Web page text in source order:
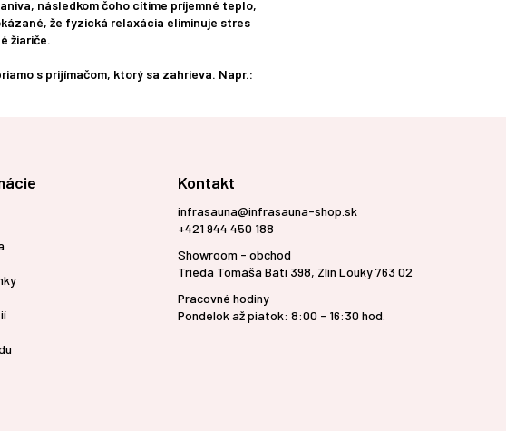
následkom čoho cítime príjemné teplo,
že fyzická relaxácia eliminuje stres
žiariče.
s prijímačom, ktorý sa zahrieva. Napr.:
Kontakt
infrasauna@infrasauna-shop.sk
+421 944 450 188
Showroom - obchod
Trieda Tomáša Bati 398, Zlín Louky 763 02
Pracovné hodiny
Pondelok až piatok: 8:00 - 16:30 hod.